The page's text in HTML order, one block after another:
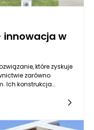
innowacja w
które zyskuje
zarówno
Ich konstrukcja
jednym z kluczowych
że stają się one